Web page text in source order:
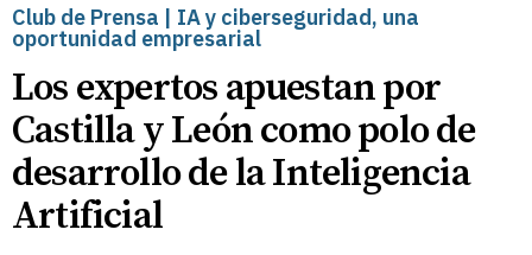
Club de Prensa | IA y ciberseguridad, una
oportunidad empresarial
Los expertos apuestan por
Castilla y León como polo de
desarrollo de la Inteligencia
Artificial